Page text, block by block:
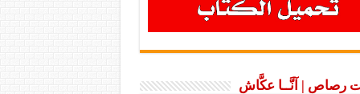
رصاص | آنَّــا عكَّاش